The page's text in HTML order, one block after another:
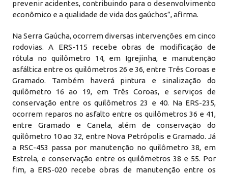
prevenir acidentes, contribuindo para o desenvolvimento
econômico e a qualidade de vida dos gaúchos”, afirma.
Na Serra Gaúcha, ocorrem diversas intervenções em cinco
rodovias. A ERS-115 recebe obras de modificação de
rótula no quilômetro 14, em Igrejinha, e manutenção
asfáltica entre os quilômetros 26 e 36, entre Três Coroas e
Gramado. Também haverá pintura e sinalização do
quilômetro 16 ao 19, em Três Coroas, e serviços de
conservação entre os quilômetros 23 e 40. Na ERS-235,
ocorrem reparos no asfalto entre os quilômetros 36 e 41,
entre Gramado e Canela, além de conservação do
quilômetro 10 ao 32, entre Nova Petrópolis e Gramado. Já
a RSC-453 passa por manutenção no quilômetro 38, em
Estrela, e conservação entre os quilômetros 38 e 55. Por
fim, a ERS-020 recebe obras de manutenção entre os